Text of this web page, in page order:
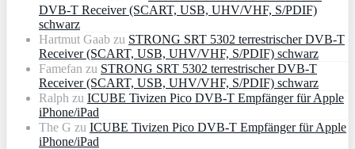
DVB-T Receiver (SCART, USB, UHV/VHF, S/PDIF)
schwarz
Hartmut Gaab zu STRONG SRT 5302 terrestrischer DVB-T
Receiver (SCART, USB, UHV/VHF, S/PDIF) schwarz
Famefan zu STRONG SRT 5302 terrestrischer DVB-T
Receiver (SCART, USB, UHV/VHF, S/PDIF) schwarz
Ralph zu ICUBE Tivizen Pico DVB-T Empfänger für Apple
iPhone/iPad
The G zu ICUBE Tivizen Pico DVB-T Empfänger für Apple
iPhone/iPad